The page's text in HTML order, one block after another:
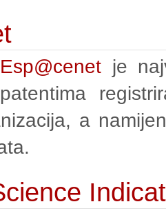
Esp@cenet je
patentima
a